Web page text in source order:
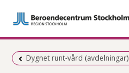
Föregående sida:
Dygnet runt-vård (avdelningar)